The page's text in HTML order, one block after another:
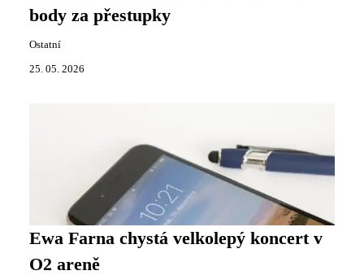
body za přestupky
Ostatní
25. 05. 2026
Ewa Farna chystá velkolepý koncert v
O2 areně